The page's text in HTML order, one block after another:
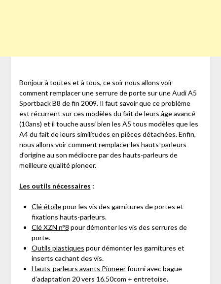
Bonjour à toutes et à tous, ce soir nous allons voir
comment remplacer une serrure de porte sur une Audi A5
Sportback B8 de fin 2009. Il faut savoir que ce problème
est récurrent sur ces modèles du fait de leurs âge avancé
(10ans) et il touche aussi bien les A5 tous modèles que les
A4 du fait de leurs similitudes en pièces détachées. Enfin,
nous allons voir comment remplacer les hauts-parleurs
d’origine au son médiocre par des hauts-parleurs de
meilleure qualité pioneer.
Les outils nécessaires :
Clé étoilepour les vis des garnitures de portes et
fixations hauts-parleurs.
Clé XZN n°8 pour démonter les vis des serrures de
porte.
Outils plastiques pour démonter les garnitures et
inserts cachant des vis.
Hauts-parleurs avants Pioneerfourni avec bague
d’adaptation 20 vers 16.50com + entretoise.